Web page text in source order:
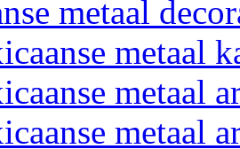
metaal
metaal
metaal
metaal